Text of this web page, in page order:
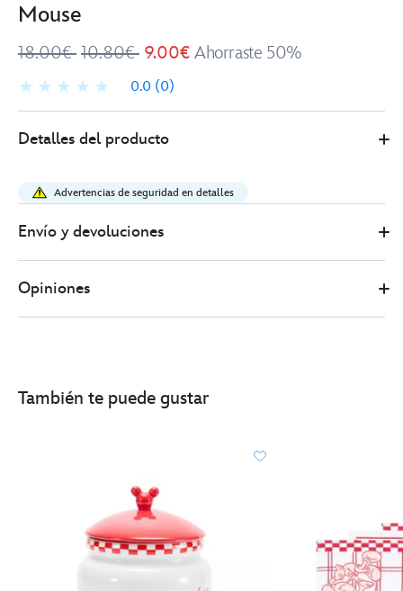
Mouse
18.00€ 10.80€ 9.00€ Ahorraste 50%
0.0 (0)
Store
9.00
mickey-
mouse-
mouse-
433111011519.html
Detalles del producto
Advertencias de seguridad en detalles
Envío y devoluciones
Opiniones
También te puede gustar